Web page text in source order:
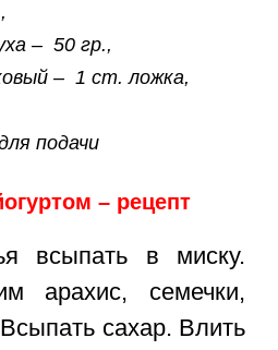
– 50 гр.,
– 1 ст. ложка,
подачи
– рецепт
всыпать в миску.
арахис, семечки,
сахар. Влить